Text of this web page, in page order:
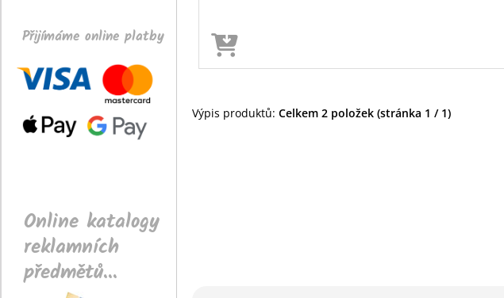
Přijímáme online platby
Online katalogy
reklamních
předmětů...
Výpis produktů: Celkem 2 položek (stránka 1 / 1)